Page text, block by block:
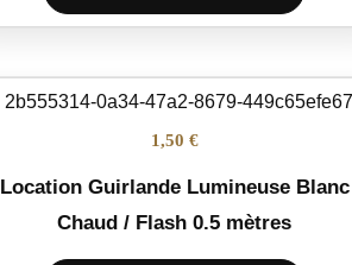
1,50 €
Location Guirlande Lumineuse Blanc
Chaud / Flash 0.5 mètres